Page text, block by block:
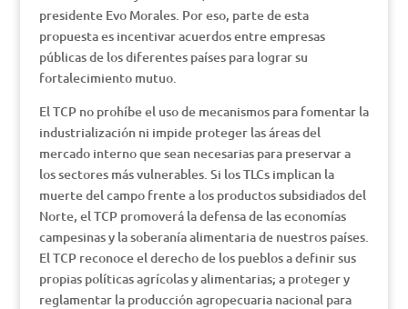
presidente Evo Morales. Por eso, parte de esta
propuesta es incentivar acuerdos entre empresas
públicas de los diferentes países para lograr su
fortalecimiento mutuo.
El TCP no prohíbe el uso de mecanismos para fomentar la
industrialización ni impide proteger las áreas del
mercado interno que sean necesarias para preservar a
los sectores más vulnerables. Si los TLCs implican la
muerte del campo frente a los productos subsidiados del
Norte, el TCP promoverá la defensa de las economías
campesinas y la soberanía alimentaria de nuestros países.
El TCP reconoce el derecho de los pueblos a definir sus
propias políticas agrícolas y alimentarias; a proteger y
reglamentar la producción agropecuaria nacional para